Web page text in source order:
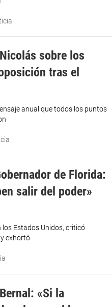
sobre los
tras el
anual que todos los puntos
de Florida:
salir del poder»
Estados Unidos, criticó
exhortó
«Si la